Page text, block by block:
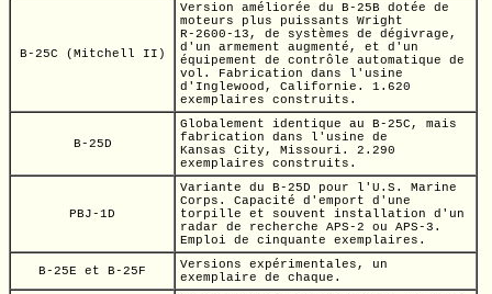
B-25C (Mitchell II)
Version améliorée du B-25B dotée de
moteurs plus puissants Wright
R-2600-13 , de systèmes de dégivrage,
d'un armement augmenté, et d'un
équipement de contrôle automatique de
vol. Fabrication dans l'usine
d'Inglewood, Californie. 1.620
exemplaires construits.
B-25D
Globalement identique au B-25C,
mais
fabrication dans l'usine de
Kansas City,
Missouri. 2.290
exemplaires construits.
PBJ-1D
Variante du B-25D pour l'U.S.
Marine
Corps. Capacité d'emport d'une
torpille et souvent installation d'un
radar de recherche APS-2 ou APS-3.
Emploi de cinquante exemplaires.
B-25E et B-25F
Versions expérimentales, un
exemplaire de chaque.